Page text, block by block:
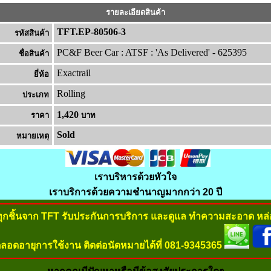
รายละเอียดสินค้า
รหัสสินค้า TFT.EP-80506-3
ชื่อสินค้า PC&F Beer Car : ATSF : 'As Delivered' - 625395
ยี่ห้อ Exactrail
ประเภท Rolling
ราคา 1,420 บาท
หมายเหต Sold
เราบริหารด้วยหัวใจ
เราบริการด้วยความชำนาญมากกว่า 20 ปี
ชิ้นจาก TFT รับประกันการบริการ และดูแล ทำความสะอาด ห
อดอายุการใช้งาน ติดต่อนัดหมายได้ที่ 081-9345365